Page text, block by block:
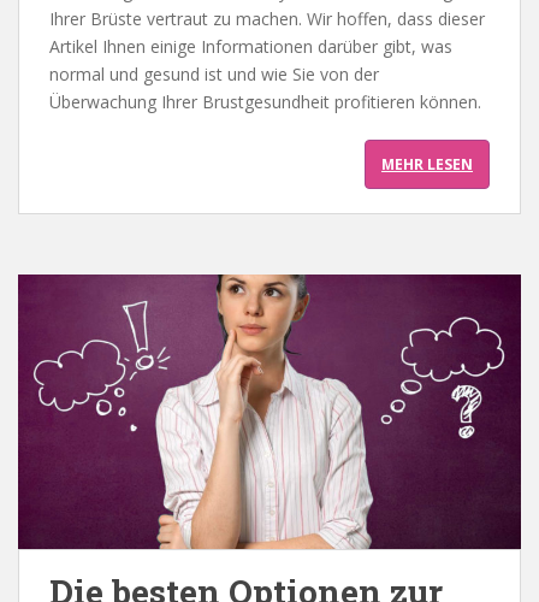
Ihrer Brüste vertraut zu machen. Wir hoffen, dass dieser
Artikel Ihnen einige Informationen darüber gibt, was
normal und gesund ist und wie Sie von der
Überwachung Ihrer Brustgesundheit profitieren können.
MEHR LESEN
Die besten Optionen zur